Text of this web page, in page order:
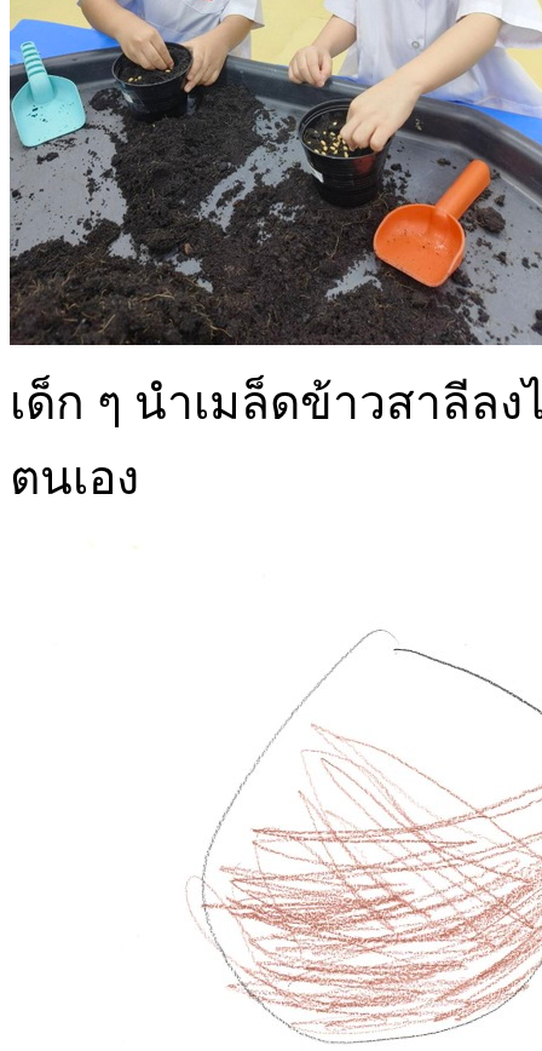
เด็ก ๆ นำเมล็ดข้าวสาลีล
ตนเอง